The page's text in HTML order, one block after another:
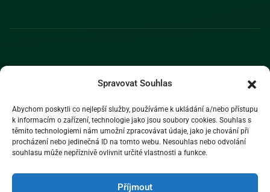
Spravovat Souhlas
Abychom poskytli co nejlepší služby, používáme k ukládání a/nebo přístupu
k informacím o zařízení, technologie jako jsou soubory cookies. Souhlas s
těmito technologiemi nám umožní zpracovávat údaje, jako je chování při
procházení nebo jedinečná ID na tomto webu. Nesouhlas nebo odvolání
souhlasu může nepříznivě ovlivnit určité vlastnosti a funkce.
Příjmout